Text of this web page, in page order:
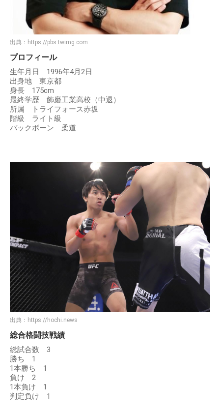
出典： https://pbs.twimg.com
プロフィール
生年月日 1996年4月2日
出身地 東京都
身長 175cm
最終学歴 飾磨工業高校（中退）
所属 トライフォース赤坂
階級 ライト級
バックボーン 柔道
出典： https://hochi.news
総合格闘技戦績
総試合数 3
勝ち 1
1本勝ち 1
負け 2
1本負け 1
判定負け 1